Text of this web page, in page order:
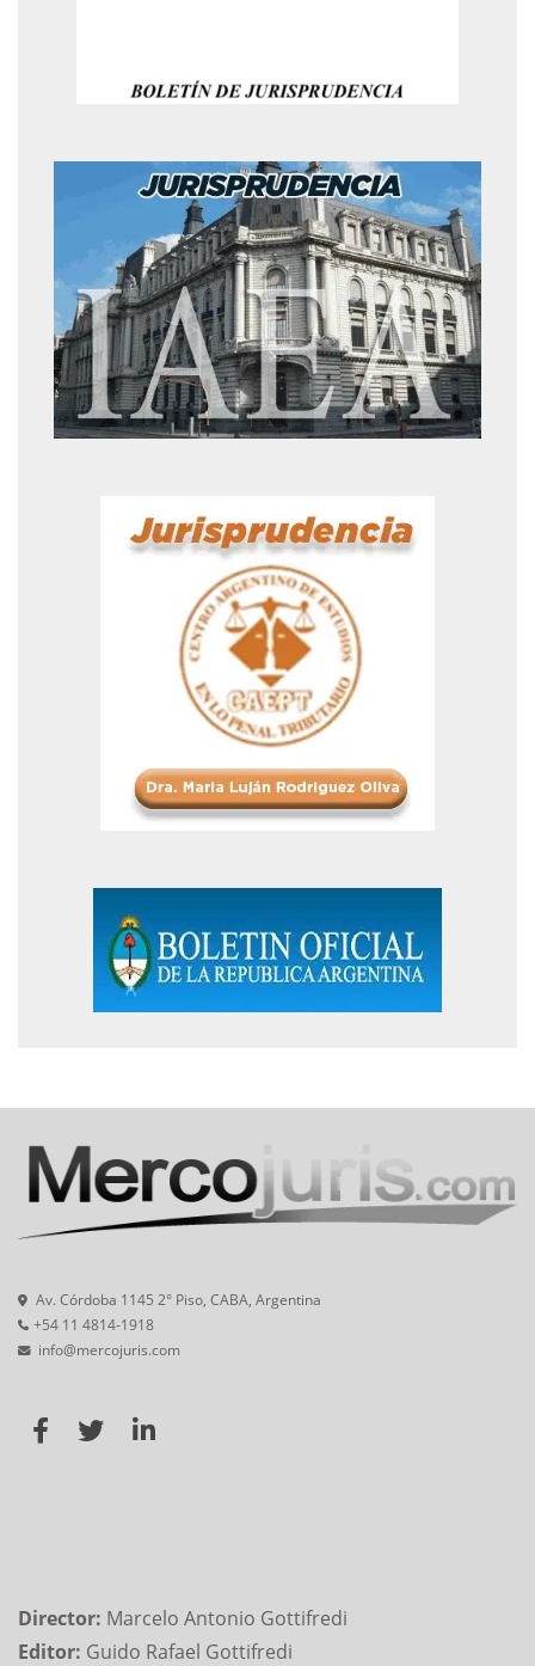
Av. Córdoba 1145 2° Piso, CABA, Argentina
+54 11 4814-1918
info@mercojuris.com
Director: Marcelo Antonio Gottifredi
Editor: Guido Rafael Gottifredi